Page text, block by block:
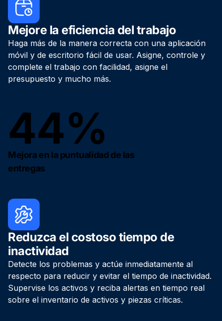
Mejore la eficiencia del trabajo
Haga más de la manera correcta con una aplicación
móvil y de escritorio fácil de usar. Asigne, controle y
complete el trabajo con facilidad, asigne el
presupuesto y mucho más.
44%
Mejora en la puntualidad de las
entregas
Reduzca el costoso tiempo de
inactividad
Detecte los problemas y actúe inmediatamente al
respecto para reducir y evitar el tiempo de inactividad.
Supervise los activos y reciba alertas en tiempo real
sobre el inventario de activos y piezas críticas.